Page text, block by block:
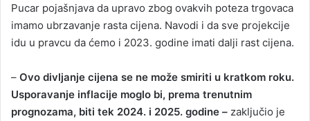
Pucar pojašnjava da upravo zbog ovakvih poteza trgovaca
imamo ubrzavanje rasta cijena. Navodi i da sve projekcije
idu u pravcu da ćemo i 2023. godine imati dalji rast cijena.
– Ovo divljanje cijena se ne može smiriti u kratkom roku.
Usporavanje inflacije moglo bi, prema trenutnim
prognozama, biti tek 2024. i 2025. godine – zaključio je